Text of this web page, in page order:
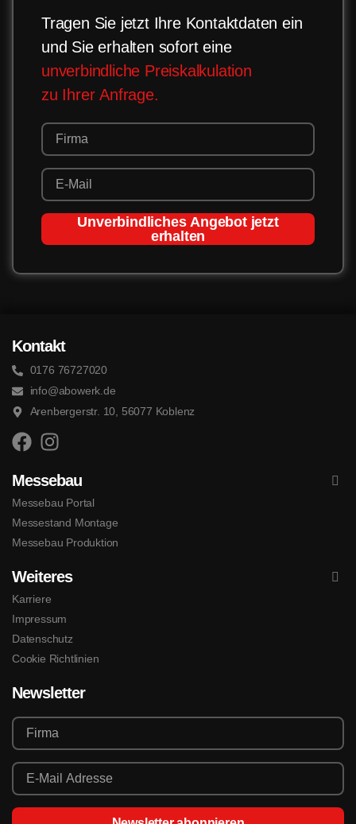
Tragen Sie jetzt Ihre Kontaktdaten ein
und Sie erhalten sofort eine
unverbindliche Preiskalkulation
zu Ihrer Anfrage.
Unverbindliches Angebot jetzt
erhalten
Kontakt
0176 76727020
info@abowerk.de
Arenbergerstr. 10, 56077 Koblenz
Messebau
Messebau Portal
Messestand Montage
Messebau Produktion
Weiteres
Karriere
Impressum
Datenschutz
Cookie Richtlinien
Newsletter